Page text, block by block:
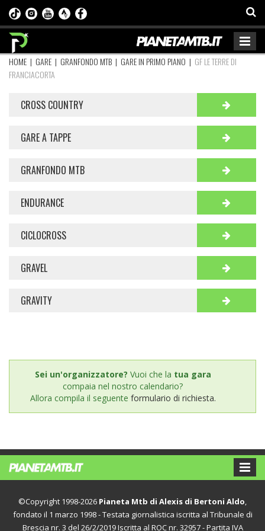
HOME | GARE | GRANFONDO MTB | GARE IN PRIMO PIANO | GF LE TERRE DI
FRANCIACORTA
CROSS COUNTRY
GARE A TAPPE
GRANFONDO MTB
ENDURANCE
CICLOCROSS
GRAVEL
GRAVITY
Sei un'organizzatore? Vuoi che la tua gara
compaia nel nostro calendario?
Allora compila il seguente formulario di richiesta.
©Copyright 1998-2026 Pianeta Mtb di Alexis di Bertoni Aldo
fondato il 1 marzo 1998 - Testata giornalistica iscritta al Tribunale di
Brescia nr. 3 del 26/2/2019 Iscritta al ROC nr. 32957 - Partita IVA